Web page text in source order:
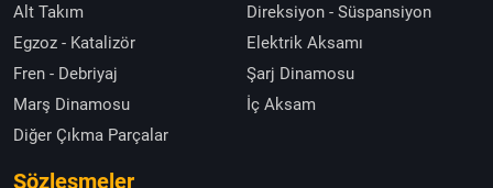
Alt Takım
Direksiyon - Süspansiyon
Egzoz - Katalizör
Elektrik Aksamı
Fren - Debriyaj
Şarj Dinamosu
Marş Dinamosu
İç Aksam
Diğer Çıkma Parçalar
Sözleşmeler